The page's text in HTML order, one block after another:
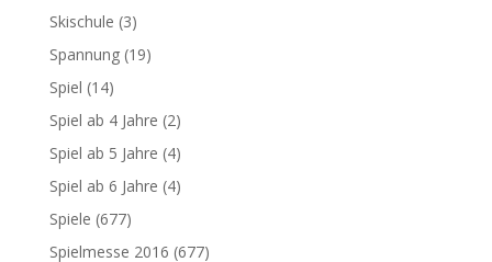
Skischule (3)
Spannung(19)
Spiel (14)
Spiel ab 4 Jahre (2)
Spiel ab 5 Jahre (4)
Spiel ab 6 Jahre (4)
Spiele (677)
Spielmesse 2016 (677)